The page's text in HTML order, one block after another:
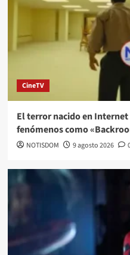
CineTV
El terror nacido en
fenómenos como
NOTISDOM 9 agosto 2026